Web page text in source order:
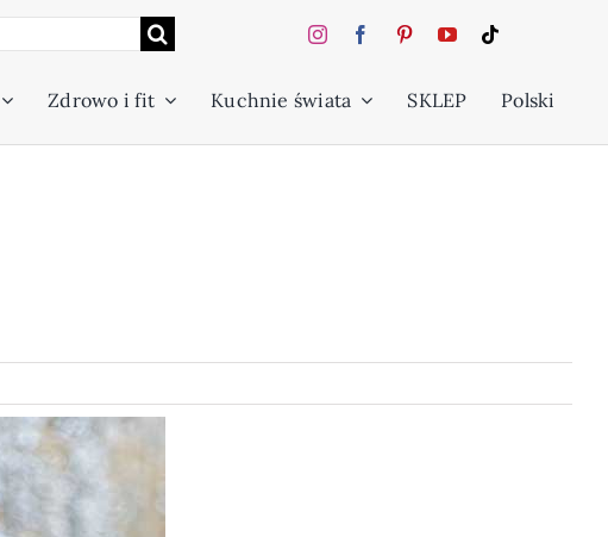
Zdrowo i fit Kuchnie świata SKLEP Polski